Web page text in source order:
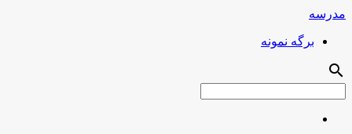
مدرسه
برگه نمونه
search